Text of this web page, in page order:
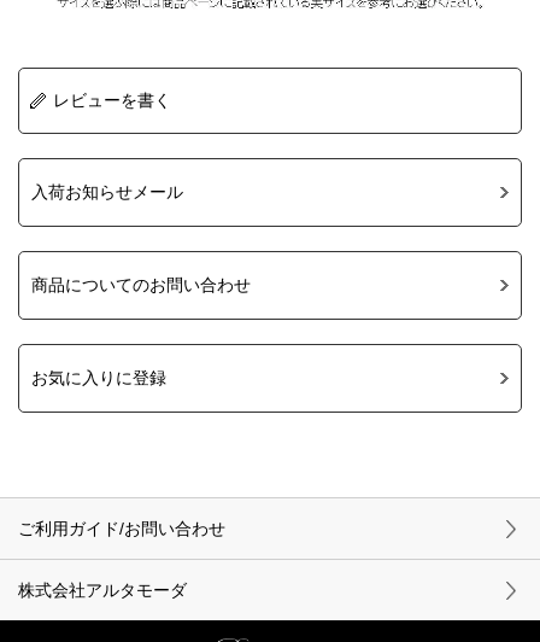
レビューを書く
入荷お知らせメール
商品についてのお問い合わせ
お気に入りに登録
ご利用ガイド/お問い合わせ
株式会社アルタモーダ